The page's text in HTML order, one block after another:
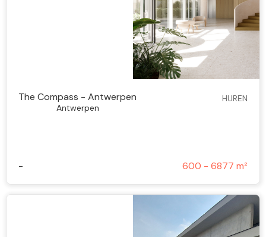
The Compass - Antwerpen
Antwerpen
HUREN
- 600 - 6877 m²